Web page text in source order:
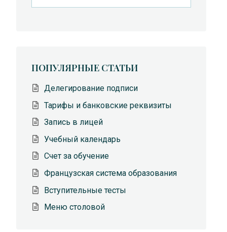
ПОПУЛЯРНЫЕ СТАТЬИ
Делегирование подписи
Тарифы и банковские реквизиты
Запись в лицей
Учебный календарь
Счет за обучение
Французская система образования
Вступительные тесты
Меню столовой